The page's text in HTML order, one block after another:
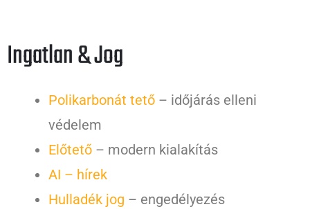
Ingatlan & Jog
Polikarbonát tető – időjárás elleni
védelem
Előtető – modern kialakítás
AI – hírek
Hulladék jog – engedélyezés